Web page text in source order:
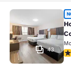
Hotel
43